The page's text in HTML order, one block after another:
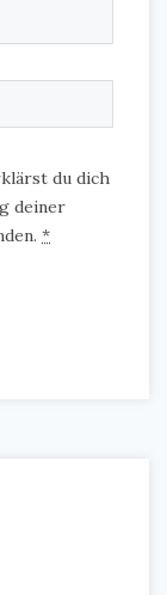
du dich
deiner
*